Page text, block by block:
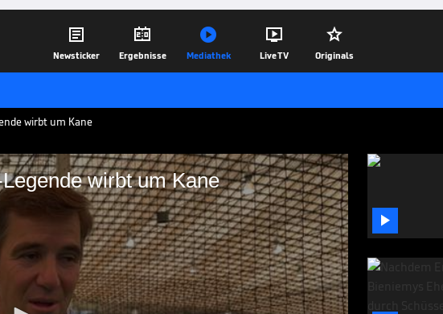

Newsticker

Ergebnisse

Mediathek

Live TV

Originals
wirbt um Kane
wirbt um Kane
NFL-Legende wirbt um
einst, sich eine Karriere als NFL-
er von Giants-Legende Eli
